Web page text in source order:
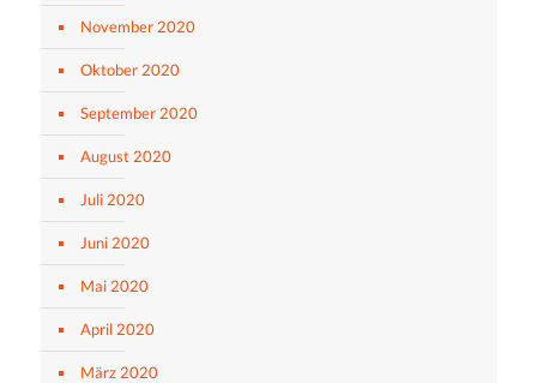
November 2020
Oktober 2020
September 2020
August 2020
Juli 2020
Juni 2020
Mai 2020
April 2020
März 2020